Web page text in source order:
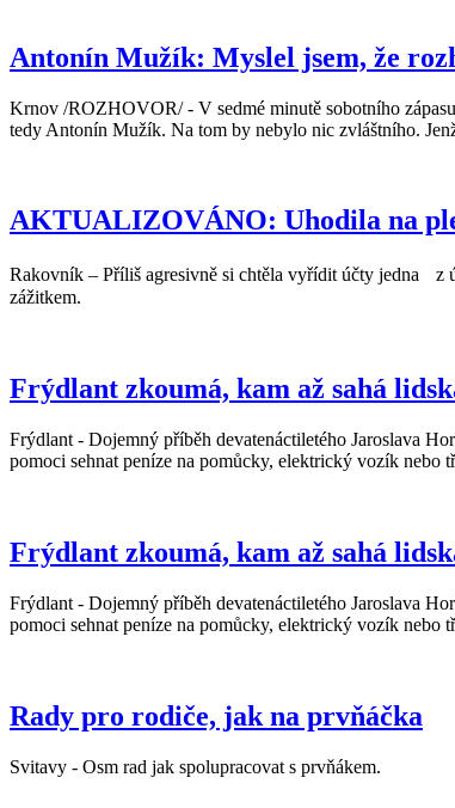
Antonín Mužík: Myslel jsem, že
Krnov /ROZHOVOR/ - V sedmé minutě sobotního
tedy Antonín Mužík. Na tom by nebylo nic zvláštního.
AKTUALIZOVÁNO: Uhodila na
Rakovník – Příliš agresivně si chtěla vyřídit účty jedna z
zážitkem.
Frýdlant zkoumá, kam až sahá
Frýdlant - Dojemný příběh devatenáctiletého Jaroslava
pomoci sehnat peníze na pomůcky, elektrický vozík nebo
Frýdlant zkoumá, kam až sahá
Frýdlant - Dojemný příběh devatenáctiletého Jaroslava
pomoci sehnat peníze na pomůcky, elektrický vozík nebo
Rady pro rodiče, jak na prvňáčka
Svitavy - Osm rad jak spolupracovat s prvňákem.